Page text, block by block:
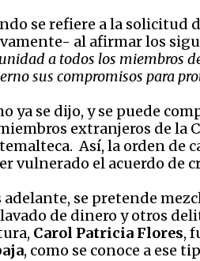
se refiere a la solicitud
al afirmar los
a todos los miembros
sus compromisos para
ya se dijo, y se puede
extranjeros de la
Así, la orden de
vulnerado el acuerdo de
adelante, se pretende
de dinero y otros
Carol Patricia Flores,
, como se conoce a ese